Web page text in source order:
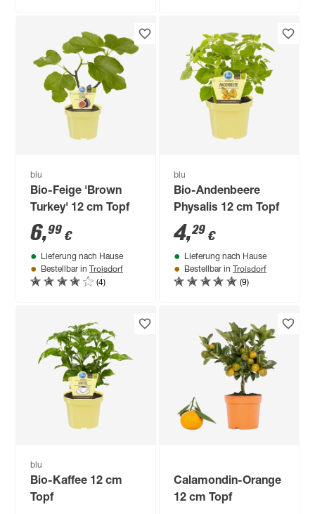
blu
Bio-Feige 'Brown
Turkey' 12 cm Topf
6,99 €
Lieferung nach Hause
Bestellbar in Troisdorf
(4)
blu
Bio-Andenbeere
Physalis 12 cm Topf
4,29 €
Lieferung nach Hause
Bestellbar in Troisdorf
(9)
blu
Bio-Kaffee 12 cm
Topf
Calamondin-Orange
12 cm Topf